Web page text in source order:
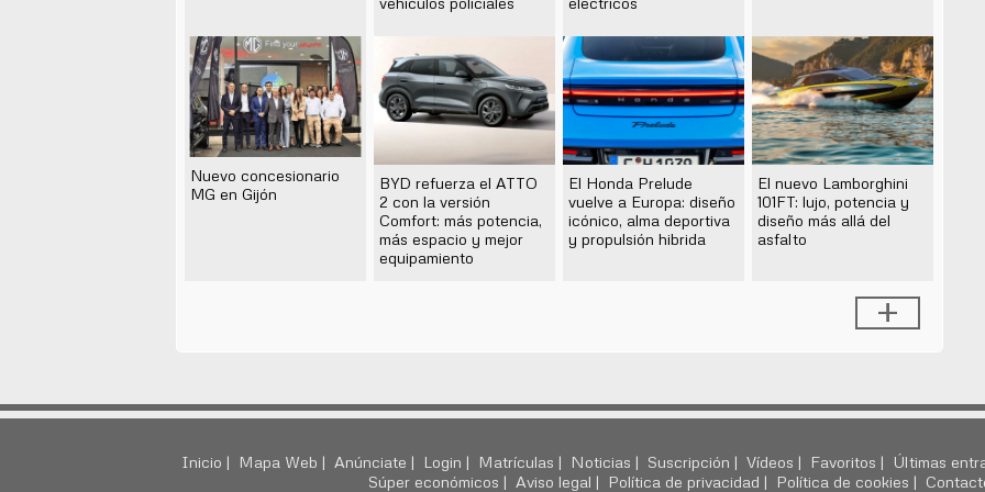
Nuevo concesionario
MG en Gijón
BYD refuerza el ATTO
2 con la versión
Comfort: más potencia,
más espacio y mejor
equipamiento
El Honda Prelude
vuelve a Europa: diseño
icónico, alma deportiva
y propulsión hibrida
El nuevo Lamborghini
101FT: lujo, potencia y
diseño más allá del
asfalto
+
Inicio | Mapa Web | Anúnciate | Login | Matrículas | Noticias | Suscripción | Vídeos | Favoritos | Últimas
Súper económicos | Aviso legal | Política de privacidad | Política de cookies |